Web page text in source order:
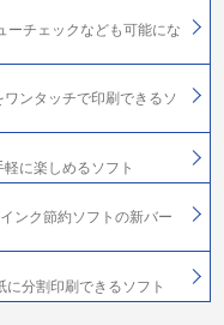
ーチェックなども可能にな
ンタッチで印刷できるソ
に楽しめるソフト
ンク節約ソフトの新バー
分割印刷できるソフト